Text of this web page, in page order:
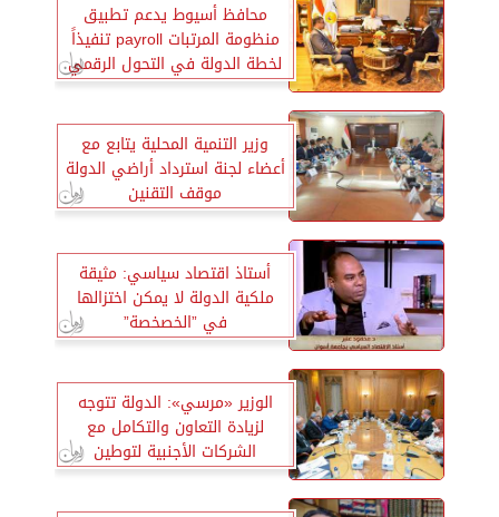
محافظ أسيوط يدعم تطبيق
منظومة المرتبات payroll تنفيذاً
لخطة الدولة في التحول الرقمي
وزير التنمية المحلية يتابع مع
أعضاء لجنة استرداد أراضي الدولة
موقف التقنين
أستاذ اقتصاد سياسي: مثيقة
ملكية الدولة لا يمكن اختزالها
في ”الخصخصة”
الوزير «مرسي»: الدولة تتوجه
لزيادة التعاون والتكامل مع
الشركات الأجنبية لتوطين
الصناعات